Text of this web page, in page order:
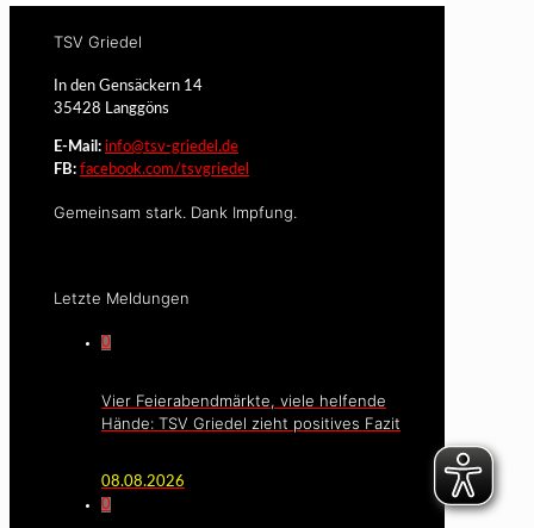
TSV Griedel
In den Gensäckern 14
35428 Langgöns
E-Mail: info@tsv-griedel.de
FB: facebook.com/tsvgriedel
Gemeinsam stark. Dank Impfung.
Letzte Meldungen
0
Vier Feierabendmärkte, viele helfende
Hände: TSV Griedel zieht positives Fazit
08.08.2026
0